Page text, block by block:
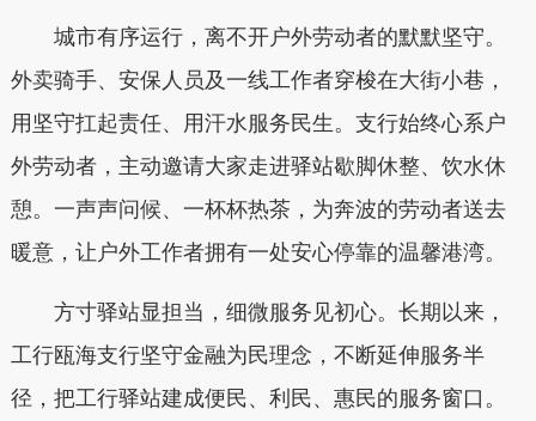
城市有序运行，离不开户外劳动者的默默坚守。
外卖骑手、安保人员及一线工作者穿梭在大街小巷，
用坚守扛起责任、用汗水服务民生。支行始终心系户
外劳动者，主动邀请大家走进驿站歇脚休整、饮水休
憩。一声声问候、一杯杯热茶，为奔波的劳动者送去
暖意，让户外工作者拥有一处安心停靠的温馨港湾。
方寸驿站显担当，细微服务见初心。长期以来，
工行瓯海支行坚守金融为民理念，不断延伸服务半
径，把工行驿站建成便民、利民、惠民的服务窗口。